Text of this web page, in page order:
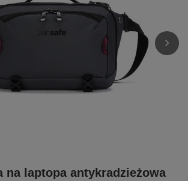
na laptopa antykradzieżowa